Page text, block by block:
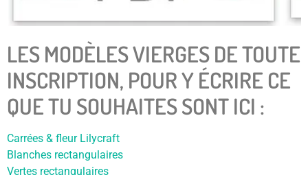
LES MODÈLES VIERGES DE TOUTE
INSCRIPTION, POUR Y ÉCRIRE CE
QUE TU SOUHAITES SONT ICI :
Carrées & fleur Lilycraft
Blanches rectangulaires
Vertes rectangulaires